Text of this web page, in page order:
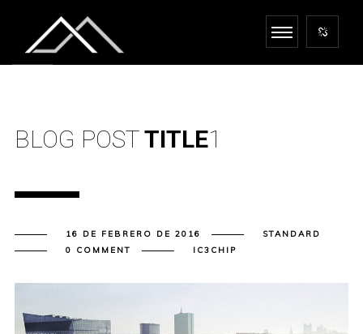
BLOG POSTTITLE1
16 DE FEBRERO DE 2016
STANDARD
0 COMMENT
IC3CHIP